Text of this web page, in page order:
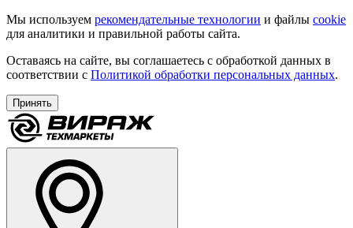
Мы используем рекомендательные технологии и файлы cookie
для аналитики и правильной работы сайта.
Оставаясь на сайте, вы соглашаетесь с обработкой данных в
соответствии с Политикой обработки персональных данных.
Принять